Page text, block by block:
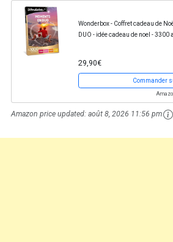
Wonderbox - Coffret cadeau de
DUO - idée cadeau de noel -
29,90€
Commander
Amazon price updated: août 8, 2026 11:56 pm